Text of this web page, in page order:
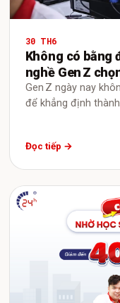
30 TH6
Không có bằng
nghề Gen Z
Gen Z ngày nay
để khẳng định
Đọc tiếp →